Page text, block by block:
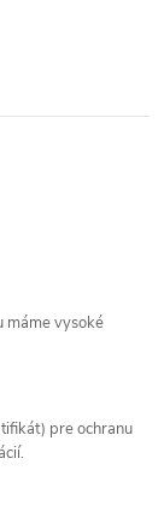
máme vysoké
pre ochranu